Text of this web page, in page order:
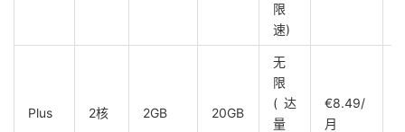
限
速)
Plus 2核 2GB 20GB
无
限
(达
量
€8.49/
月